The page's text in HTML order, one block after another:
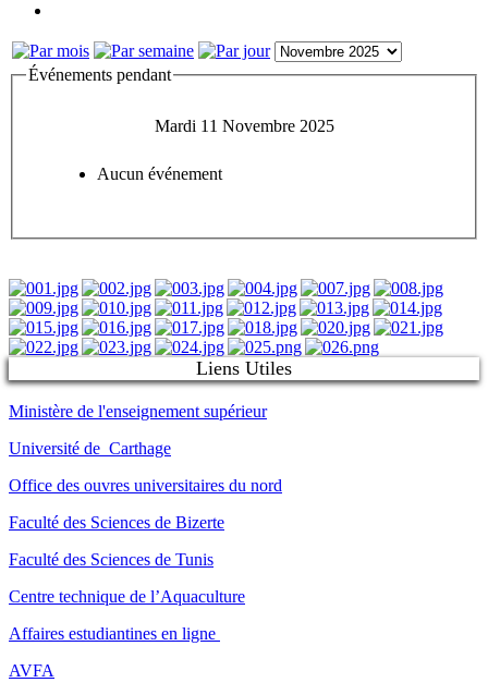
Événements pendant
Mardi 11 Novembre 2025
Aucun événement
Liens Utiles
Ministère de l'enseignement supérieur
Université de Carthage
Office des ouvres universitaires du nord
Faculté des Sciences de Bizerte
Faculté des Sciences de Tunis
Centre technique de l’Aquaculture
Affaires estudiantines en ligne
AVFA